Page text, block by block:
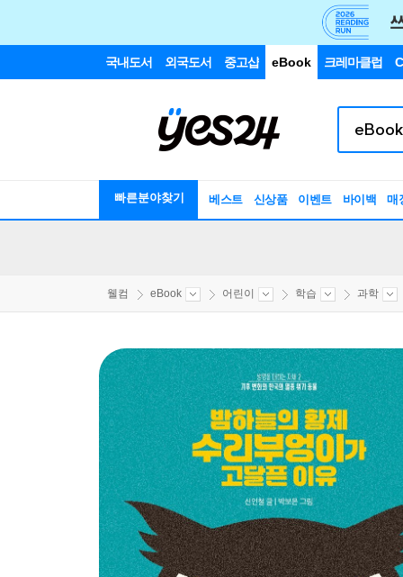
국내도서 외국도서 중고샵 eBook 크레마클럽
빠른분야찾기 베스트 신상품 이벤트 바이백 매
웰컴 eBook 어린이 학습 과학